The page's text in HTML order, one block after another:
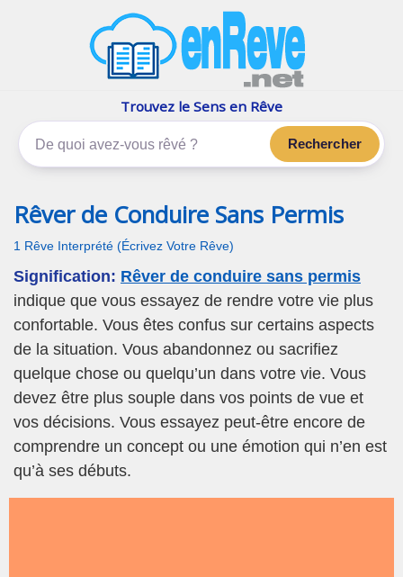
Les rêves, c'est plus que çaTrouvez le Sens en Rêve
Rechercher
Rêver de Conduire Sans Permis
1 Rêve Interprété (Écrivez Votre Rêve)
Signification: Rêver de conduire sans permis
indique que vous essayez de rendre votre vie plus
confortable. Vous êtes confus sur certains aspects
de la situation. Vous abandonnez ou sacrifiez
quelque chose ou quelqu’un dans votre vie. Vous
devez être plus souple dans vos points de vue et
vos décisions. Vous essayez peut-être encore de
comprendre un concept ou une émotion qui n’en est
qu’à ses débuts.